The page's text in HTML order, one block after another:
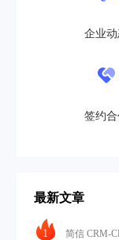
企业
签约
最新文章
1 简信 CRM-